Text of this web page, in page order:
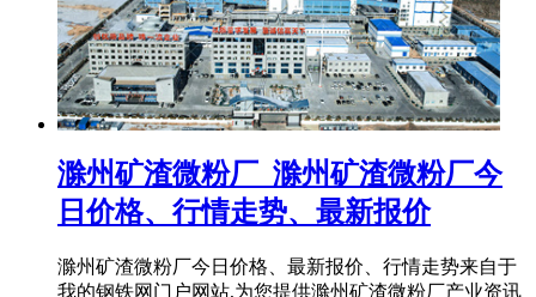
滁州矿渣微粉厂_滁州矿渣微粉厂今
日价格、行情走势、最新报价
滁州矿渣微粉厂今日价格、最新报价、行情走势来自于
我的钢铁网门户网站,为您提供滁州矿渣微粉厂产业资讯